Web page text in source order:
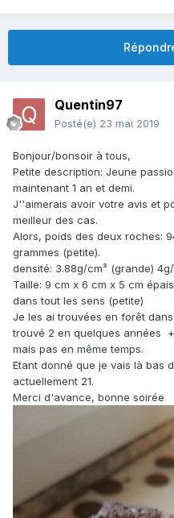
Quentin97
Posté(e) 23 mai 2019
Bonjour/bonsoir à tous,
Petite description: Jeune
maintenant 1 an et demi.
J''aimerais avoir votre avis et
meilleur des cas.
Alors, poids des deux roches:
grammes (petite).
densité: 3.88g/cm³ (grande)
Taille: 9 cm x 6 cm x 5 cm
dans tout les sens (petite)
Je les ai trouvées en forêt
trouvé 2 en quelques années
mais pas en même temps.
Etant donné que je vais là bas
actuellement 21.
Merci d'avance, bonne soirée